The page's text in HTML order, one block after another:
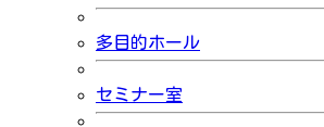
多目的ホール
セミナー室